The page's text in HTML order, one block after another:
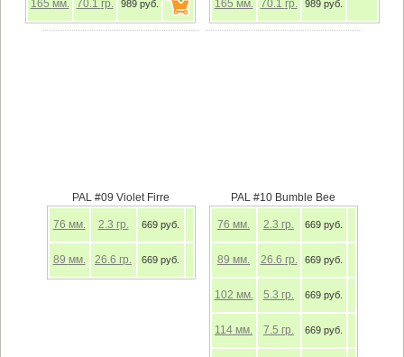
165 мм. 70.1 гр. 989 руб. 165 мм. 70.1 гр. 989 руб.
PAL #09 Violet Firre
76 мм. 2.3 гр. 669 руб.
89 мм. 26.6 гр. 669 руб.
PAL #10 Bumble Bee
76 мм. 2.3 гр. 669 руб.
89 мм. 26.6 гр. 669 руб.
102 мм. 5.3 гр. 669 руб.
114 мм. 7.5 гр. 669 руб.